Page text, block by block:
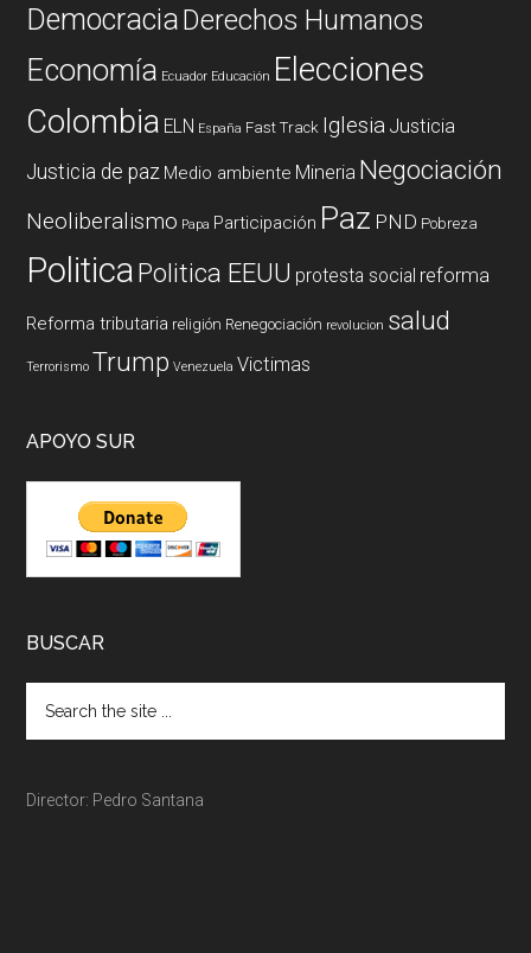
DemocraciaDerechos Humanos
Economía Ecuador Educación Elecciones
Colombia ELN España Fast Track Iglesia Justicia
Justicia de paz Medio ambiente Mineria Negociación
Neoliberalismo Papa Participación Paz PND Pobreza
PoliticaPolitica EEUU protesta social reforma
Reforma tributaria religión Renegociación revolucion salud
Terrorismo Trump Venezuela Victimas
APOYO SUR
BUSCAR
Director: Pedro Santana